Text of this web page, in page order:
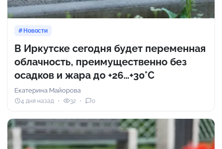
Новости
В Иркутске сегодня будет переменная
облачность, преимущественно без
осадков и жара до +26…+30°С
Екатерина Майорова
4 дня назад 32 0